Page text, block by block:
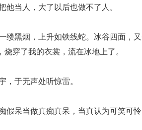
他当人，大了以后也做不了人。
缕黑烟，上升如铁线蛇。冰谷四面，
穿了我的衣裳，流在冰地上了。
，于无声处听惊雷。
假呆当做真痴真呆，当真认为可笑可